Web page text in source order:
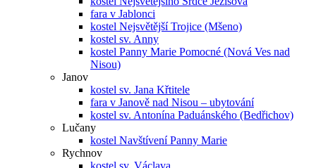
fara v Jablonci
kostel Nejsvětější Trojice (Mšeno)
kostel sv. Anny
kostel Panny Marie Pomocné (Nová Ves nad
Nisou)
Janov
kostel sv. Jana Křtitele
fara v Janově nad Nisou – ubytování
kostel sv. Antonína Paduánského (Bedřichov)
Lučany
kostel Navštívení Panny Marie
Rychnov
kostel sv. Václava